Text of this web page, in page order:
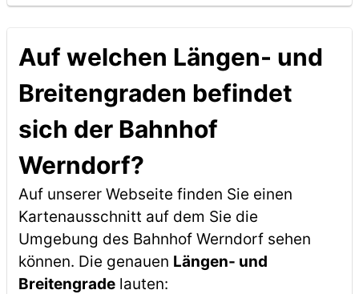
Auf welchen Längen- und
Breitengraden befindet
sich der Bahnhof
Werndorf?
Auf unserer Webseite finden Sie einen
Kartenausschnitt auf dem Sie die
Umgebung des Bahnhof Werndorf sehen
können. Die genauen Längen- und
Breitengradelauten: